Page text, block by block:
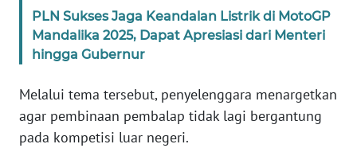
PLN Sukses Jaga Keandalan Listrik di MotoGP
Mandalika 2025, Dapat Apresiasi dari Menteri
hingga Gubernur
Melalui tema tersebut, penyelenggara menargetkan
agar pembinaan pembalap tidak lagi bergantung
pada kompetisi luar negeri.
WN
SUMUT
JAKARTA
WN